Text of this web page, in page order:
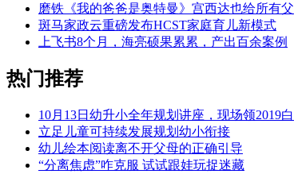
磨铁《我的爸爸是奥特曼》宫西达也给所有父
斑马家政云重磅发布HCST家庭育儿新模式
上飞书8个月，海亮硕果累累，产出百余案例
热门推荐
10月13日幼升小全年规划讲座，现场领2019白
立足儿童可持续发展规划幼小衔接
幼儿绘本阅读离不开父母的正确引导
“分离焦虑”咋克服 试试跟娃玩捉迷藏